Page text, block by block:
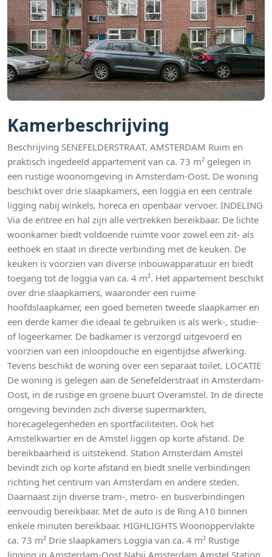
Kamerbeschrijving
Beschrijving SENEFELDERSTRAAT, AMSTERDAM Ruim en
praktisch ingedeeld appartement van ca. 73 m² gelegen in
een rustige woonomgeving in Amsterdam-Oost. De woning
beschikt over drie slaapkamers, een loggia en een centrale
ligging nabij winkels, horeca en openbaar vervoer. INDELING
Via de entree en hal zijn alle vertrekken bereikbaar. De lichte
woonkamer biedt voldoende ruimte voor zowel een zit- als
eethoek en staat in directe verbinding met de keuken. De
keuken is voorzien van diverse inbouwapparatuur en biedt
toegang tot de loggia van ca. 4 m². Het appartement beschikt
over drie slaapkamers, waaronder een ruime
hoofdslaapkamer, een goed bemeten tweede slaapkamer en
een derde kamer die ideaal te gebruiken is als werk-, studie-
of logeerkamer. De badkamer is verzorgd uitgevoerd en
voorzien van een inloopdouche en eigentijdse afwerking.
Tevens beschikt de woning over een separaat toilet. LOCATIE
De woning is gelegen aan de Senefelderstraat in Amsterdam-
Oost, in de rustige en groene buurt Overamstel. In de directe
omgeving bevinden zich diverse supermarkten,
horecagelegenheden en sportfaciliteiten. Ook het
Amstelkwartier en de Amstel liggen op korte afstand. De
bereikbaarheid is uitstekend. Station Amsterdam Amstel
bevindt zich op korte afstand en biedt snelle verbindingen
richting het centrum van Amsterdam en andere steden.
Daarnaast zijn diverse tram-, metro- en busverbindingen
eenvoudig bereikbaar. Met de auto is de Ring A10 binnen
enkele minuten bereikbaar. HIGHLIGHTS Woonoppervlakte
ca. 73 m² Drie slaapkamers Loggia van ca. 4 m² Rustige
ligging in Amsterdam-Oost Nabij Amsterdam Amstel Station